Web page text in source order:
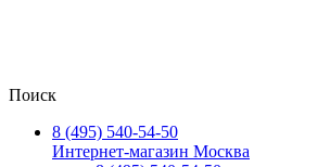
Поиск
8 (495) 540-54-50
Интернет-магазин Москва